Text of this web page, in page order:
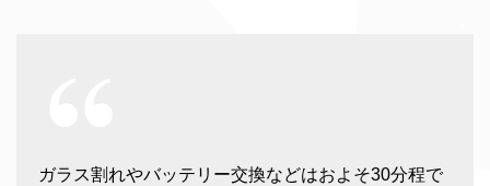
ガラス割れやバッテリー交換などはおよそ30分程で